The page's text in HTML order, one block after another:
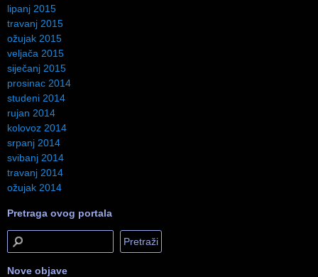
lipanj 2015
travanj 2015
ožujak 2015
veljača 2015
siječanj 2015
prosinac 2014
studeni 2014
rujan 2014
kolovoz 2014
srpanj 2014
svibanj 2014
travanj 2014
ožujak 2014
Pretraga ovog portala
Nove objave